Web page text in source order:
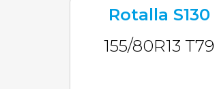
Rotalla S130
155/80R13 T79